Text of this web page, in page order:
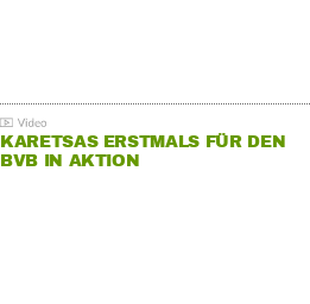
KARETSAS ERSTMALS FÜR DEN
BVB IN AKTION